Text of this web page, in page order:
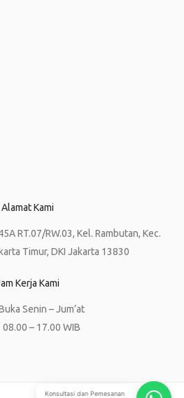
Alamat Kami
RT.07/RW.03, Kel. Rambutan, Kec.
Timur, DKI Jakarta 13830
Kerja Kami
Senin – Jum’at
08.00 – 17.00 WIB
Konsultasi dan Pemesanan